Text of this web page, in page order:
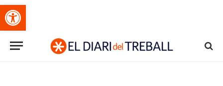
Obre la barra d'eines